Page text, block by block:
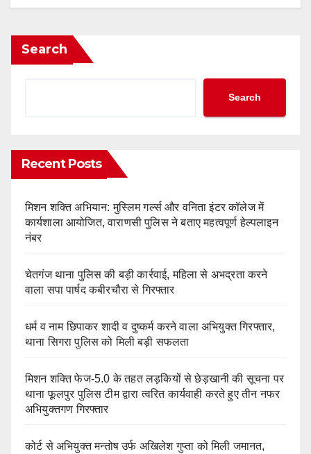
Search
Search
Recent Posts
मिशन शक्ति अभियान: मुस्लिम गर्ल्स और वनिता इंटर कॉलेज में
कार्यशाला आयोजित, वाराणसी पुलिस ने बताए महत्वपूर्ण हेल्पलाइन
नंबर
चेतगंज थाना पुलिस की बड़ी कार्रवाई, महिला से अभद्रता करने
वाला सपा पार्षद कबीरचौरा से गिरफ्तार
धर्म व नाम छिपाकर शादी व दुष्कर्म करने वाला अभियुक्त गिरफ्तार,
थाना सिगरा पुलिस को मिली बड़ी सफलता
मिशन शक्ति फेज-5.0 के तहत लड़कियों से छेड़खानी की सूचना पर
थाना फूलपुर पुलिस टीम द्वारा त्वरित कार्यवाही करते हुए तीन नफर
अभियुक्तगण गिरफ्तार
कोर्ट से अभियुक्त मन्तोष उर्फ अखिलेश गुप्ता को मिली जमानत,